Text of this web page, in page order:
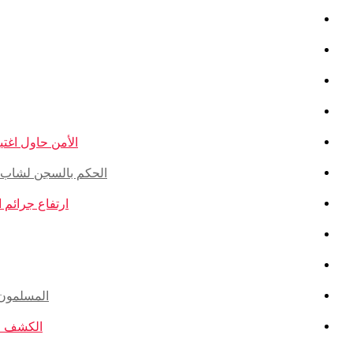
الأمن حاول
الحكم بالسجن لشاب ذو
ارتفاع جرائم الكراهية
المسلمون
الكشف